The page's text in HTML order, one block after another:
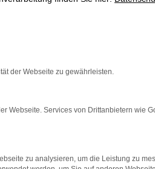
FÜR
der Webseite zu gewährleisten.
Webseite. Services von Drittanbietern wie
zu analysieren, um die Leistung zu